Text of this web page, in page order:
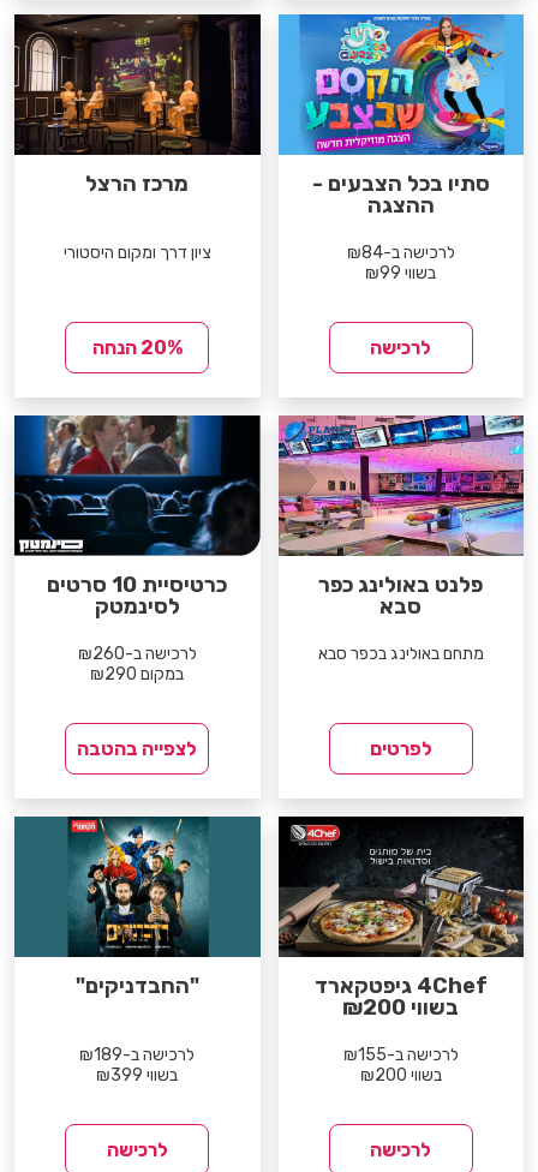
סתיו בכל הצבעים -
ההצגה
לרכישה ב-₪84
בשווי ₪99
לרכישה
מרכז הרצל
ציון דרך ומקום היסטורי
20% הנחה
פלנט באולינג כפר
סבא
מתחם באולינג בכפר סבא
לפרטים
כרטיסיית 10 סרטים
לסינמטק
לרכישה ב-₪260
במקום ₪290
לצפייה בהטבה
4Chef גיפטקארד
בשווי ₪200
לרכישה ב-₪155
בשווי ₪200
לרכישה
"החבדניקים"
לרכישה ב-₪189
בשווי ₪399
לרכישה